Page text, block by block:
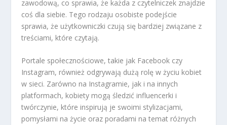
zawodową, co sprawia, że każda z czytelniczek znajdzie
coś dla siebie. Tego rodzaju osobiste podejście
sprawia, że użytkowniczki czują się bardziej związane z
treściami, które czytają.
Portale społecznościowe, takie jak Facebook czy
Instagram, również odgrywają dużą rolę w życiu kobiet
w sieci. Zarówno na Instagramie, jak i na innych
platformach, kobiety mogą śledzić influencerki i
twórczynie, które inspirują je swoimi stylizacjami,
pomysłami na życie oraz poradami na temat różnych